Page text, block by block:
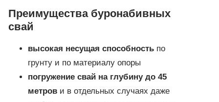
Преимущества буронабивных
свай
высокая несущая способностьпо
грунту и по материалу опоры
погружение свай на глубину до 45
метрови в отдельных случаях даже